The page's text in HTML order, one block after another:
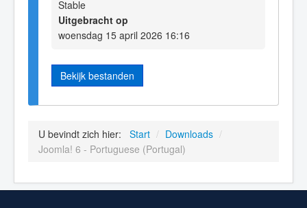
Stable
Uitgebracht op
woensdag 15 april 2026 16:16
Bekijk bestanden
U bevindt zich hier: Start / Downloads /
Joomla! 6 - Portuguese (Portugal)